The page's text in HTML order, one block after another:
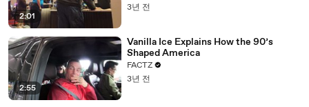
2:01
3년 전
2:55
Vanilla Ice Explains How the 90’s
Shaped America
FACTZ
3년 전